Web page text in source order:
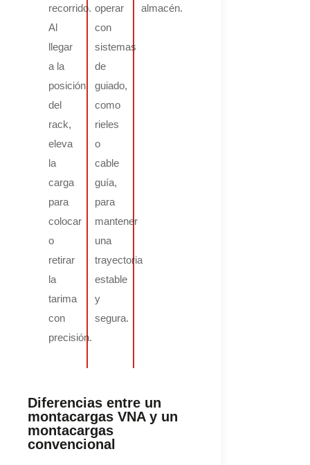
recorrido.
Al
llegar
a la
posición
del
rack,
eleva
la
carga
para
colocar
o
retirar
la
tarima
con
precisión.
operar
con
sistemas
de
guiado,
como
rieles
o
cable
guía,
para
mantener
una
trayectoria
estable
y
segura.
almacén.
Diferencias entre un
montacargas VNA y un
montacargas
convencional